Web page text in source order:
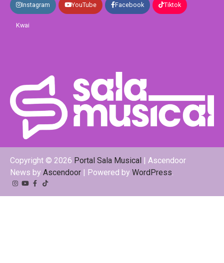
Instagram YouTube Facebook Tiktok
Kwai
Copyright © 2026 Portal Sala Musical
| Ascendoor
News by Ascendoor | Powered by WordPress.
Instagram
YouTube
Facebook
Tiktok